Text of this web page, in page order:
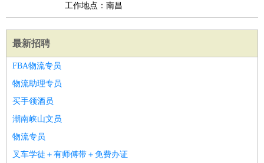
工作地点：南昌
最新招聘
FBA物流专员
物流助理专员
买手领酒员
潮南峡山文员
物流专员
叉车学徒＋有师傅带＋免费办证